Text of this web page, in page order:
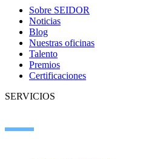
Sobre SEIDOR
Noticias
Blog
Nuestras oficinas
Talento
Premios
Certificaciones
SERVICIOS